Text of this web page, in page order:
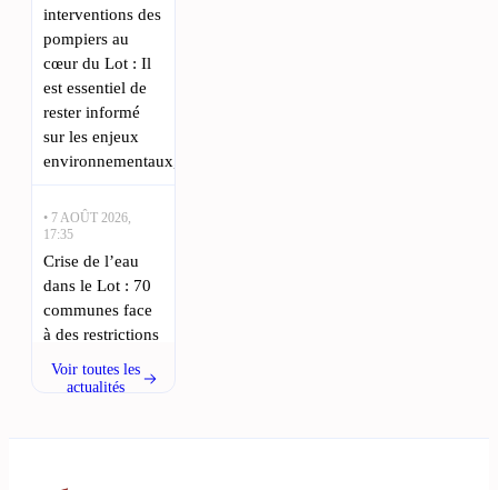
interventions des
pompiers au
cœur du Lot : Il
est essentiel de
rester informé
sur les enjeux
environnementaux,
• 7 AOÛT 2026,
17:35
Crise de l’eau
dans le Lot : 70
communes face
à des restrictions
une sécheresse
Voir toutes les
actualités